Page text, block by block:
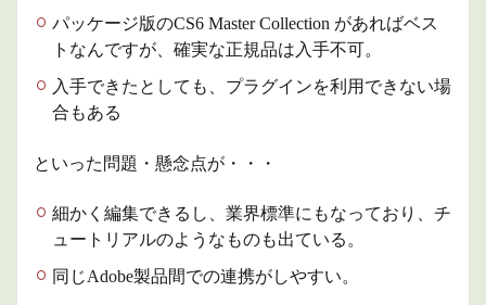
管理
カット
ペー
ジ：編
エディ
ットペ
ージ：
パッケージ版のCS6 Master Collection があればベス
トなんですが、確実な正規品は入手不可。
入手できたとしても、プラグインを利用できない場
合もある
といった問題・懸念点が・・・
細かく編集できるし、業界標準にもなっており、チ
ュートリアルのようなものも出ている。
同じAdobe製品間での連携がしやすい。